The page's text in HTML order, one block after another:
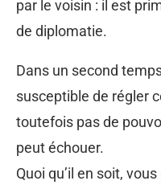
par le voisin : il est
de diplomatie.
Dans un second
susceptible de régler
toutefois pas de
peut échouer.
Quoi qu’il en soit,